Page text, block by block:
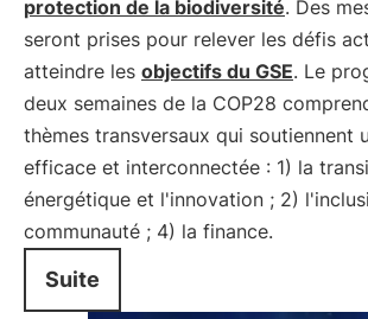
protection de la biodiversité. Des
seront prises pour relever les défis
atteindre les objectifs du GSE. Le
deux semaines de la COP28
thèmes transversaux qui soutiennent
efficace et interconnectée : 1) la
énergétique et l'innovation ; 2)
communauté ; 4) la finance.
Suite